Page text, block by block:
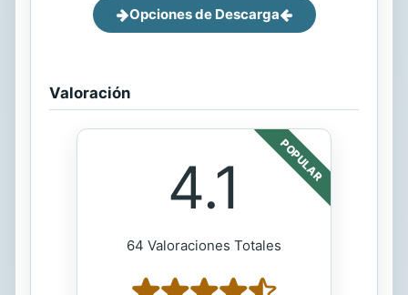
Opciones de Descarga
Valoración
POPULAR
4.1
64 Valoraciones Totales